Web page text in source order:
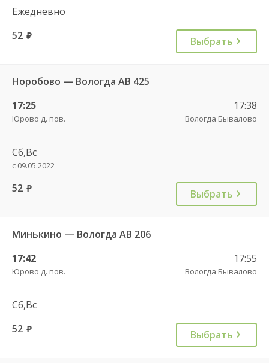
Ежедневно
52 руб. Выбрать
Норобово — Вологда АВ 425
17:25
Юрово д. пов.
17:38
Вологда Бывалово
Сб,Вс
с 09.05.2022
52 руб. Выбрать
Минькино — Вологда АВ 206
17:42
Юрово д. пов.
17:55
Вологда Бывалово
Сб,Вс
52 руб. Выбрать